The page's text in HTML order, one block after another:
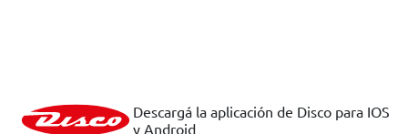
Descargá la aplicación de Disco para IOS
y Android